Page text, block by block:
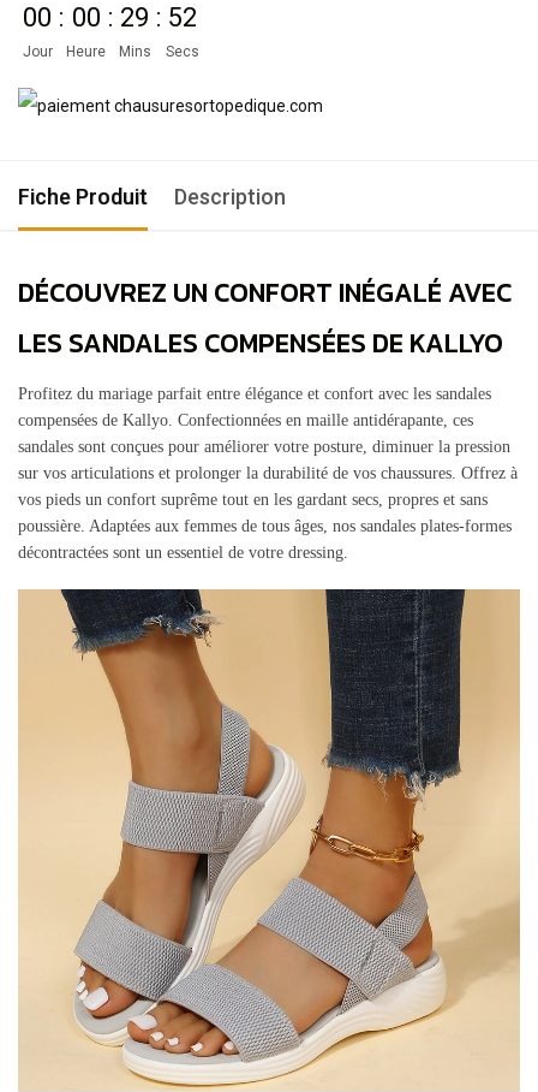
00
Jour
: 00
Heure
: 29
Mins
: 52
Secs
Fiche Produit Description
DÉCOUVREZ UN CONFORT INÉGALÉ AVEC
LES SANDALES COMPENSÉES DE KALLYO
Profitez du mariage parfait entre élégance et confort avec les sandales
compensées de Kallyo. Confectionnées en maille antidérapante, ces
sandales sont conçues pour améliorer votre posture, diminuer la pression
sur vos articulations et prolonger la durabilité de vos chaussures. Offrez à
vos pieds un confort suprême tout en les gardant secs, propres et sans
poussière. Adaptées aux femmes de tous âges, nos sandales plates-formes
décontractées sont un essentiel de votre dressing.